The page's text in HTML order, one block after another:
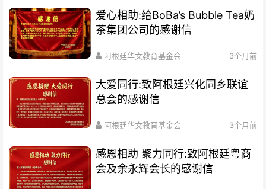
爱心相助:给BoBa’s Bubble Tea奶
茶集团公司的感谢信
阿根廷华文教育基金会 3个月前
大爱同行:致阿根廷兴化同乡联谊
总会的感谢信
阿根廷华文教育基金会 3个月前
感恩相助 聚力同行:致阿根廷粤商
会及余永辉会长的感谢信